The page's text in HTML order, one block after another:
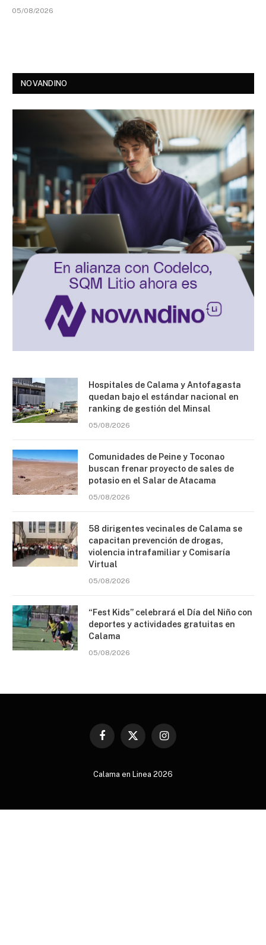
05/08/2026
NOVANDINO
Hospitales de Calama y Antofagasta
quedan bajo el estándar nacional en
ranking de gestión del Minsal
05/08/2026
Comunidades de Peine y Toconao
buscan frenar proyecto de sales de
potasio en el Salar de Atacama
05/08/2026
58 dirigentes vecinales de Calama se
capacitan prevención de drogas,
violencia intrafamiliar y Comisaría
Virtual
05/08/2026
“Fest Kids” celebrará el Día del Niño con
deportes y actividades gratuitas en
Calama
05/08/2026
Facebook
X
Instagram
Calama en Linea 2026